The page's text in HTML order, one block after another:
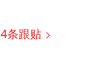
4条跟贴